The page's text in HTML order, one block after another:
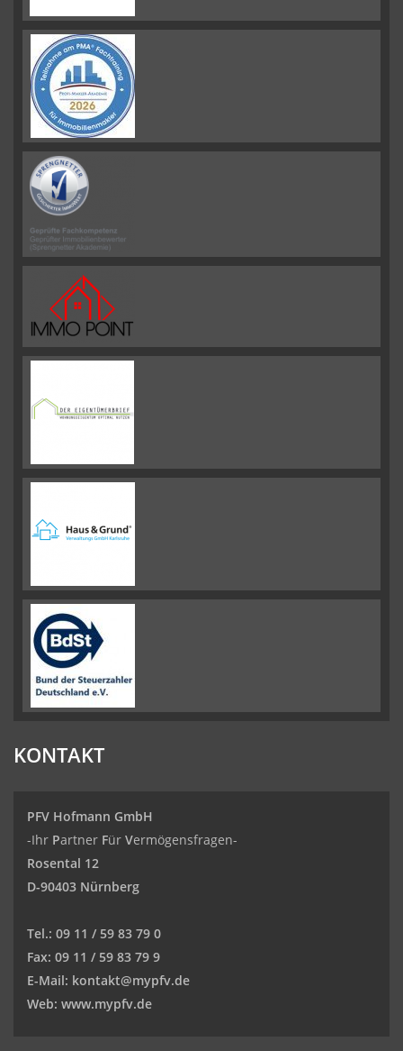
KONTAKT
PFV Hofmann GmbH
-Ihr Partner Für Vermögensfragen-
Rosental 12
D-90403 Nürnberg
Tel.: 09 11 / 59 83 79 0
Fax: 09 11 / 59 83 79 9
E-Mail: kontakt@mypfv.de
Web: www.mypfv.de